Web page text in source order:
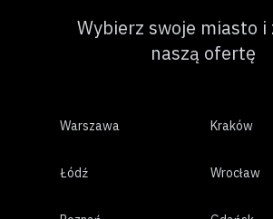
Wybierz swoje miasto i
naszą ofertę
Warszawa Kraków
Łódź Wrocław